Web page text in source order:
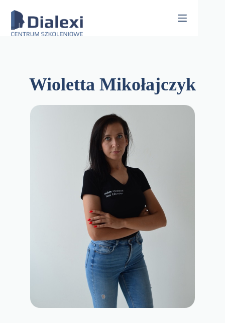
content
Wioletta Mikołajczyk